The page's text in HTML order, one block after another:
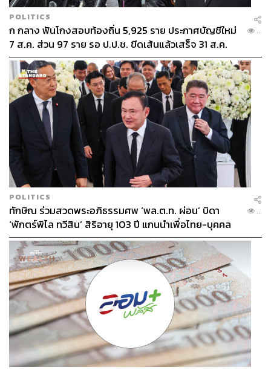
POLITICS
ก กลาง ฟันโกงสอบท้องถิ่น 5,925 ราย ประกาศบัญชีใหม่
7 ส.ค. ส่วน 97 ราย รอ ป.ป.ช. ขีดเส้นแล้วเสร็จ 31 ส.ค.
...
POLITICS
ทักษิณ ร่วมสวดพระอภิธรรมศพ ‘พล.ต.ท. ผ่อน’ บิดา
‘พักตร์พิไล ทวีสิน’ สิริอายุ 103 ปี แกนนำเพื่อไทย-บุคคล
หลากวงการร่วมอาลัย
...